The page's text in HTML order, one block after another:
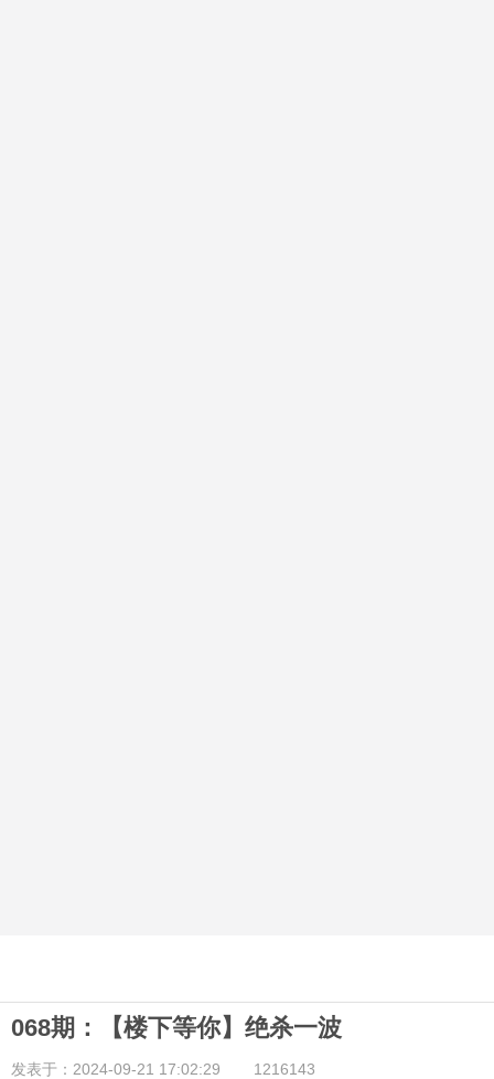
068期：【楼下等你】绝杀一波
发表于：2024-09-21 17:02:29 1216143